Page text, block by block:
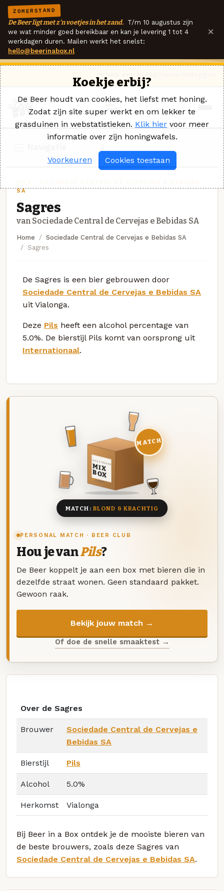
ZOMERSTAND
De Beer ligt met z'n voetjes in het zand. T/m 10 augustus zijn
we wat minder goed bereikbaar en kan je levering 1 tot 4
werkdagen duren. Mailen werkt het snelst:
hello@beerinabox.nl
×
SA
Sagres
van Sociedade Central de Cervejas e Bebidas SA
Home
Sociedade Central de Cervejas e Bebidas SA
Sagres
De Sagres is een bier gebrouwen door
Sociedade Central de Cervejas e Bebidas SA
uit Vialonga.
Deze Pils heeft een alcohol percentage van
5.0%. De bierstijl Pils komt van oorsprong uit
Internationaal.
PERSONAL MATCH · BEER CLUB
Hou je vanPils?
De Beer koppelt je aan een box met bieren die in
dezelfde straat wonen. Geen standaard pakket.
Gewoon raak.
Bekijk jouw match →
Of doe de snelle smaaktest →
DEZE MAAND
MIX
BOX
8 BIEREN
MATCH
MATCH: BLOND & KRACHTIG
Over de Sagres
Brouwer
Sociedade Central de Cervejas e
Bebidas SA
Bierstijl Pils
Alcohol 5.0%
Herkomst Vialonga
Bij Beer in a Box ontdek je de mooiste bieren van
de beste brouwers, zoals deze Sagres van
Sociedade Central de Cervejas e Bebidas SA.
Koekje erbij?
De Beer houdt van cookies, het liefst met honing.
Zodat zijn site super werkt en om lekker te
grasduinen in webstatistieken. Klik hier voor meer
informatie over zijn honingwafels.
Voorkeuren Cookies toestaan